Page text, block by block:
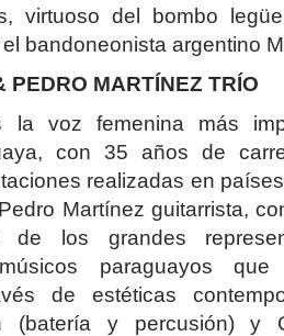
virtuoso del bombo
bandoneonista argentino
PEDRO MARTÍNEZ TRÍO
la voz femenina más
con 35 años de
realizadas en
Martínez guitarrista,
de los grandes
paraguayos que
de estéticas
(batería y percusión) y